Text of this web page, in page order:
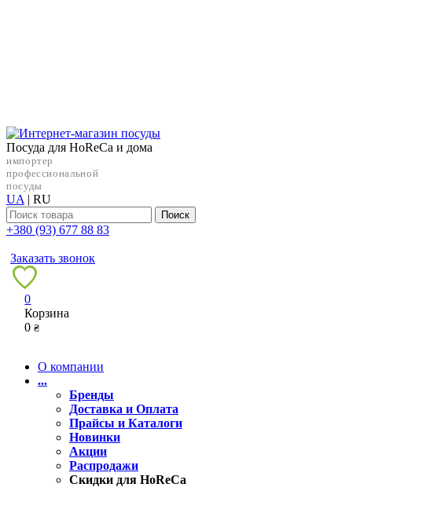
Посуда для HoReCa и дома
импортер
профессиональной
посуды
UA | RU
Поиск
+38‎0 (93) 677 88 83
Заказать звонок
0
Корзина
0₴
О компании
...
Бренды
Доставка и Оплата
Прайсы и Каталоги
Новинки
Акции
Распродажи
Скидки для HoReCa